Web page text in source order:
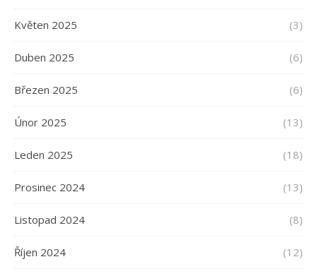
Květen 2025 (3)
Duben 2025 (6)
Březen 2025 (6)
Únor 2025 (13)
Leden 2025 (18)
Prosinec 2024 (13)
Listopad 2024 (8)
Říjen 2024 (12)